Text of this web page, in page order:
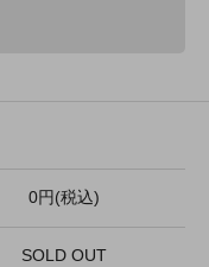
0円(税込)
SOLD OUT